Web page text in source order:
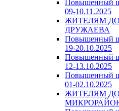
Повышенный
09-10.11.2025
ЖИТЕЛЯМ
ДРУЖАЕВА
Повышенный
19-20.10.2025
Повышенный
12-13.10.2025
Повышенный
01-02.10.2025
ЖИТЕЛЯМ